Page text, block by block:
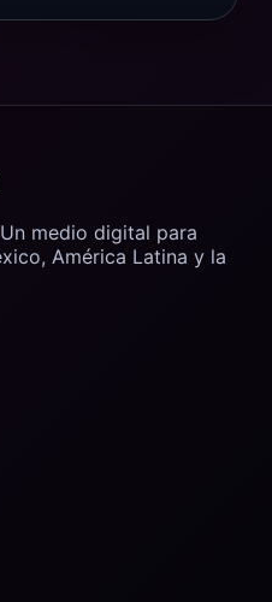
medio digital para
América Latina y la